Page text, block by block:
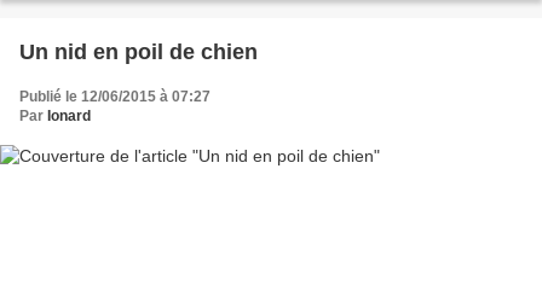
Un nid en poil de chien
Publié le 12/06/2015 à 07:27
Par Ionard